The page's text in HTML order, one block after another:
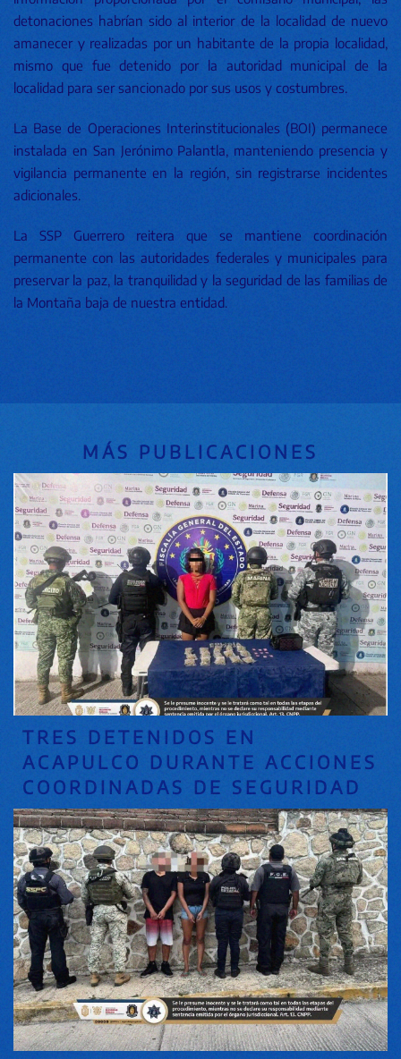
detonaciones habrían sido al interior de la localidad de nuevo
amanecer y realizadas por un habitante de la propia localidad,
mismo que fue detenido por la autoridad municipal de la
localidad para ser sancionado por sus usos y costumbres.
La Base de Operaciones Interinstitucionales (BOI) permanece
instalada en San Jerónimo Palantla, manteniendo presencia y
vigilancia permanente en la región, sin registrarse incidentes
adicionales.
La SSP Guerrero reitera que se mantiene coordinación
permanente con las autoridades federales y municipales para
preservar la paz, la tranquilidad y la seguridad de las familias de
la Montaña baja de nuestra entidad.
MÁS PUBLICACIONES
TRES DETENIDOS EN
ACAPULCO DURANTE ACCIONES
COORDINADAS DE SEGURIDAD